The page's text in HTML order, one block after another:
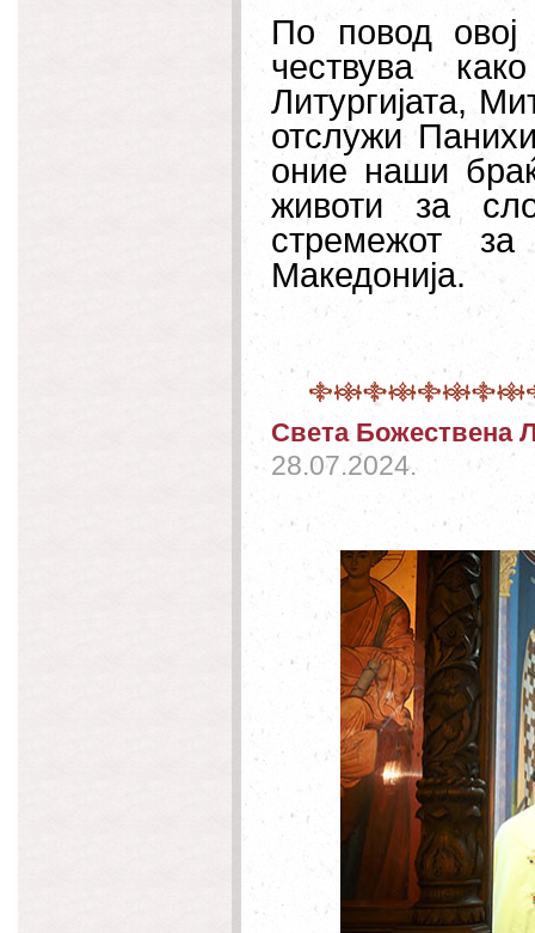
По повод овој
чествува
Литургијата,
отслужи
оние наши
животи за
стремежот
Македонија.
Света Божествена
28.07.2024.